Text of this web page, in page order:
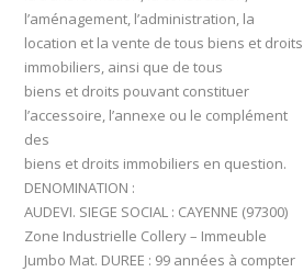
l’aménagement, l’administration, la
location et la vente de tous biens et droits
immobiliers, ainsi que de tous
biens et droits pouvant constituer
l’accessoire, l’annexe ou le complément
des
biens et droits immobiliers en question.
DENOMINATION :
AUDEVI. SIEGE SOCIAL : CAYENNE (97300)
Zone Industrielle Collery – Immeuble
Jumbo Mat. DUREE : 99 années à compter